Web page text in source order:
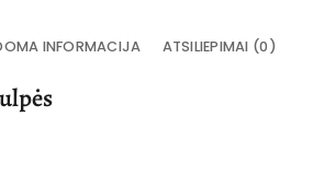
INFORMACIJA ATSILIEPIMAI (0)